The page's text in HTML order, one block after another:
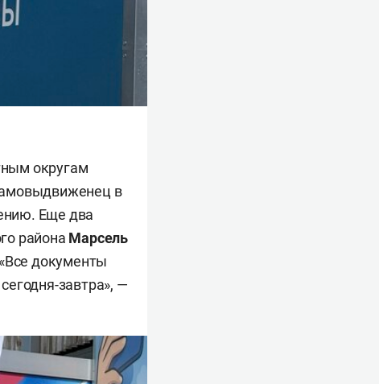
округам
в
Еще два
района Марсель
документы
завтра», —